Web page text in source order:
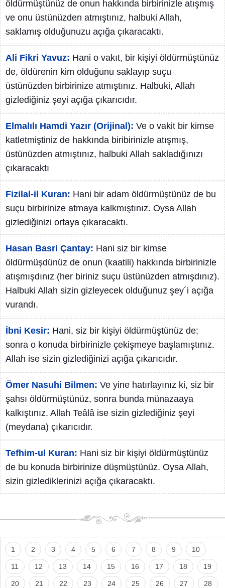
öldürmüştünüz de onun hakkında birbirinizle atışmış
ve onu üstünüzden atmıştınız, halbuki Allah,
saklamış olduğunuzu açığa çıkaracaktı.
Ali Fikri Yavuz: Hani o vakıt, bir kişiyi öldürmüştünüz
de, öldürenin kim olduğunu saklayıp suçu
üstünüzden birbirinize atmıştınız. Halbuki, Allah
gizlediğiniz şeyi açığa çıkarıcıdır.
Elmalılı Hamdi Yazır (Orijinal): Ve o vakit bir kimse
katletmiştiniz de hakkında biribirinizle atışmış,
üstünüzden atmıştınız, halbuki Allah sakladığınızı
çıkaracaktı
Fizilal-il Kuran: Hani bir adam öldürmüştünüz de bu
suçu birbirinize atmaya kalkmıştınız. Oysa Allah
gizlediğinizi ortaya çıkaracaktı.
Hasan Basri Çantay: Hani siz bir kimse
öldürmüşdünüz de onun (kaatili) hakkında birbirinizle
atışmışdınız (her biriniz suçu üstünüzden atmışdınız).
Halbuki Allah sizin gizleyecek olduğunuz şey´i açığa
vurandı.
İbni Kesir: Hani, siz bir kişiyi öldürmüştünüz de;
sonra o konuda birbirinizle çekişmeye başlamıştınız.
Allah ise sizin gizlediğinizi açığa çıkarıcıdır.
Ömer Nasuhi Bilmen: Ve yine hatırlayınız ki, siz bir
şahsı öldürmüştünüz, sonra bunda münazaaya
kalkıştınız. Allah Teâlâ ise sizin gizlediğiniz şeyi
(meydana) çıkarıcıdır.
Tefhim-ul Kuran: Hani siz bir kişiyi öldürmüştünüz
de bu konuda birbirinize düşmüştünüz. Oysa Allah,
sizin gizlediklerinizi açığa çıkaracaktı.
1 2 3 4 5 6 7 8 9 10
11 12 13 14 15 16 17 18 19
20 21 22 23 24 25 26 27 28